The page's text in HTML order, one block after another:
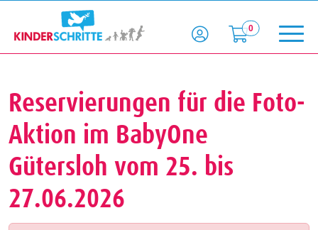
0
Reservierungen für die Foto-
Aktion im BabyOne
Gütersloh vom 25. bis
27.06.2026